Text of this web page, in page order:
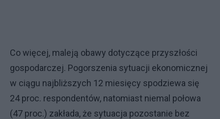
Co więcej, maleją obawy dotyczące przyszłości
gospodarczej. Pogorszenia sytuacji ekonomicznej
w ciągu najbliższych 12 miesięcy spodziewa się
24 proc. respondentów, natomiast niemal połowa
(47 proc.) zakłada, że sytuacja pozostanie bez